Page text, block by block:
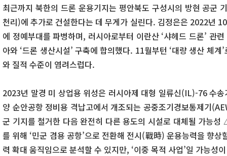
최근까지 북한의 드론 운용기지는 평안북도 구성시의 방현 공군
천리)에 추가로 건설한다는 데 무게가 실린다. 김정은은 2022년
에 정예부대를 파병하며, 러시아로부터 이란산 ‘샤헤드 드론’ 관
아와 ‘드론 생산시설’ 구축에 합의했다. 11월부턴 ‘대량 생산 체계
와 질적 수준이 염려스럽다.
2023년 말경 미 상업용 위성은 러시아제 대형 일류신(IL)-76 수
양 순안공항 정비용 격납고에서 개조되는 공중조기경보통제기
군 기지를 철거한 다음 완전히 다른 용도의 시설로 대체될 가능
를 위해 ‘민군 겸용 공항’으로 전환해 전시(戰時) 운용능력을 향
력 확대 움직임으로 분석할 수 있지만, ‘이중 목적 사업’일 가능성